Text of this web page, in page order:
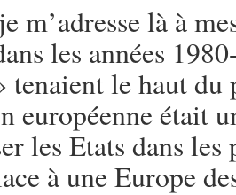
m’adresse là à
les années
tenaient le haut
européenne était
les Etats dans
à une Europe